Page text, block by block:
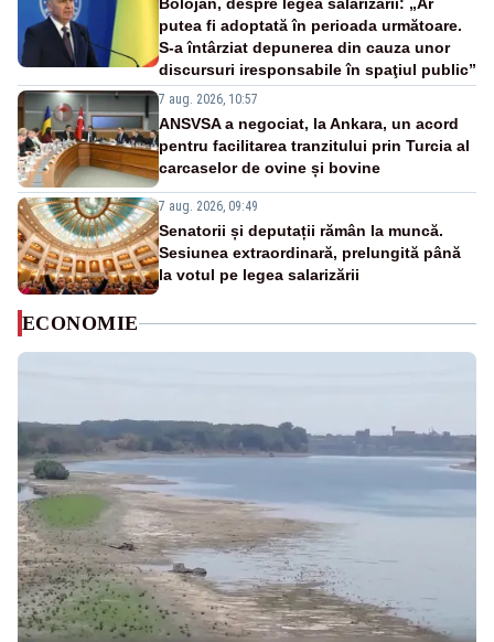
putea fi adoptată în perioada următoare.
S-a întârziat depunerea din cauza unor
discursuri iresponsabile în spaţiul public”
7 aug. 2026, 10:57
ANSVSA a negociat, la Ankara, un acord
pentru facilitarea tranzitului prin Turcia al
carcaselor de ovine și bovine
7 aug. 2026, 09:49
Senatorii și deputații rămân la muncă.
Sesiunea extraordinară, prelungită până
la votul pe legea salarizării
ECONOMIE